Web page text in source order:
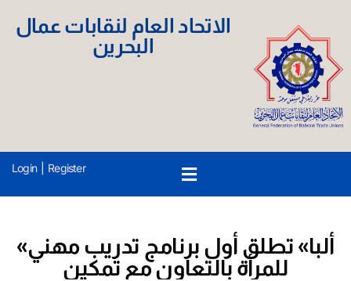
الاتحاد العام لنقابات عمال
البحرين
Login Register
«ألبا» تطلق أول برنامج تدريب مهني
للمرأة بالتعاون مع تمكين